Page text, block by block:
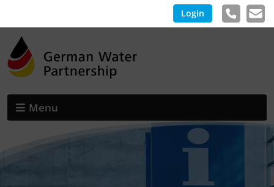
Login
Menu